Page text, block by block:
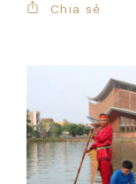
Chia sẻ